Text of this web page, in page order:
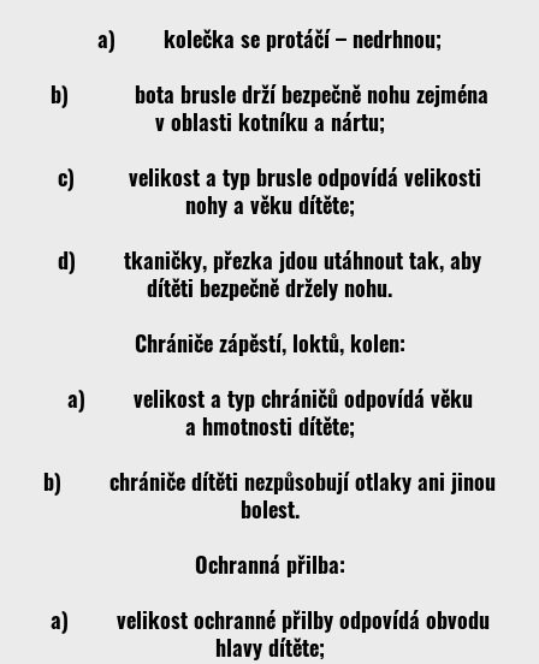
a) kolečka se protáčí – nedrhnou;
b) bota brusle drží bezpečně nohu zejména
v oblasti kotníku a nártu;
c) velikost a typ brusle odpovídá velikosti
nohy a věku dítěte;
d) tkaničky, přezka jdou utáhnout tak, aby
dítěti bezpečně držely nohu.
Chrániče zápěstí, loktů, kolen:
a) velikost a typ chráničů odpovídá věku
a hmotnosti dítěte;
b) chrániče dítěti nezpůsobují otlaky ani jinou
bolest.
Ochranná přilba:
a) velikost ochranné přilby odpovídá obvodu
hlavy dítěte;